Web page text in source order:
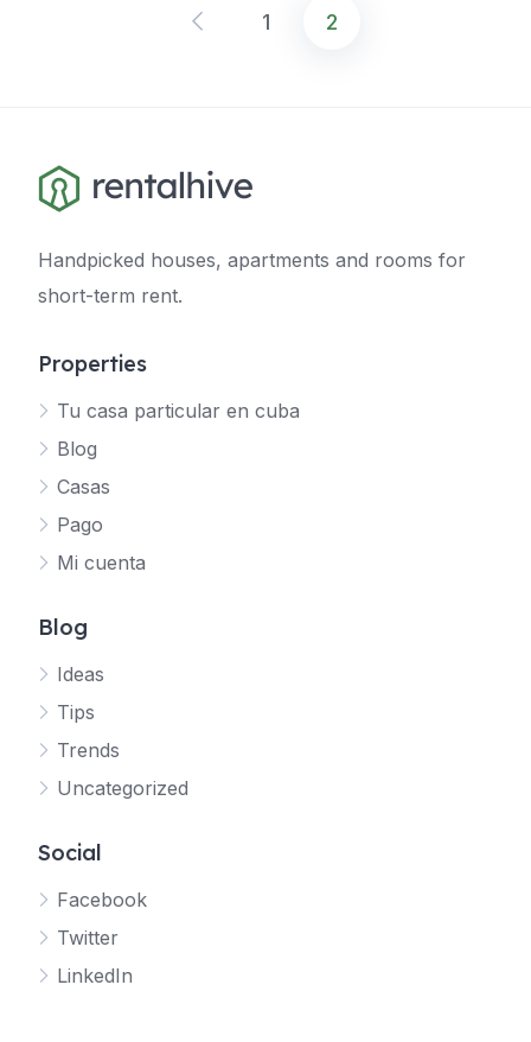
Navegación
1 2
Handpicked houses, apartments and rooms for
short-term rent.
Properties
Tu casa particular en cuba
Blog
Casas
Pago
Mi cuenta
Blog
Ideas
Tips
Trends
Uncategorized
Social
Facebook
Twitter
LinkedIn